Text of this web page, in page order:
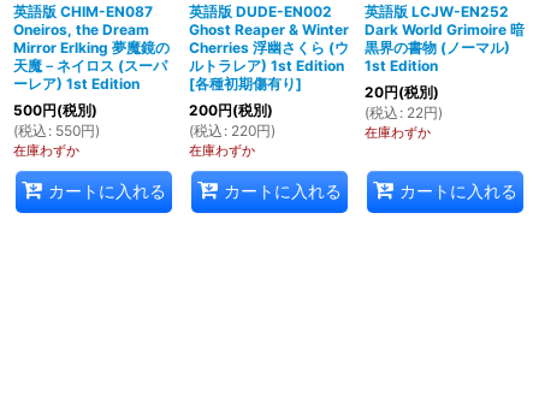
英語版 CHIM-EN087
Oneiros, the Dream
Mirror Erlking 夢魔鏡の
天魔－ネイロス (スーパ
ーレア) 1st Edition
500円(税別)
(税込 : 550円)
在庫わずか
カートに入れる
英語版 DUDE-EN002
Ghost Reaper & Winter
Cherries 浮幽さくら (ウ
ルトラレア) 1st Edition
[各種初期傷有り]
200円(税別)
(税込 : 220円)
在庫わずか
カートに入れる
英語版 LCJW-EN252
Dark World Grimoire 暗
黒界の書物 (ノーマル)
1st Edition
20円(税別)
(税込 : 22円)
在庫わずか
カートに入れる